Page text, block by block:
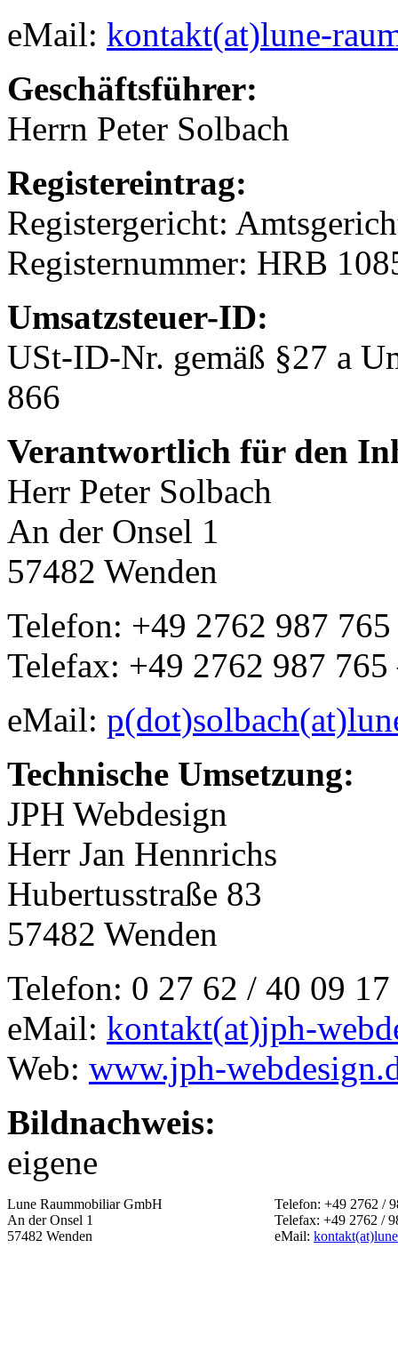
eMail: kontakt(at)lune-
Geschäftsführer:
Herrn Peter Solbach
Registereintrag:
Registergericht:
Registernummer: HRB
Umsatzsteuer-ID:
USt-ID-Nr. gemäß §27 a
866
Verantwortlich für den
Herr Peter Solbach
An der Onsel 1
57482 Wenden
Telefon: +49 2762 987
Telefax: +49 2762 987 765
eMail:
Technische Umsetzung:
JPH Webdesign
Herr Jan Hennrichs
Hubertusstraße 83
57482 Wenden
Telefon: 0 27 62 / 40 09 17
eMail: kontakt(at)jph-
Web: www.jph-
Bildnachweis:
eigene
Lune Raummobiliar GmbH
Telefon: +49 2762 /
An der Onsel 1
Telefax: +49 2762 /
57482 Wenden
eMail: